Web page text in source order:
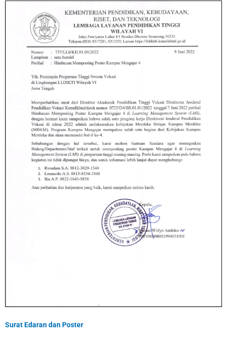
Surat Edaran dan Poster